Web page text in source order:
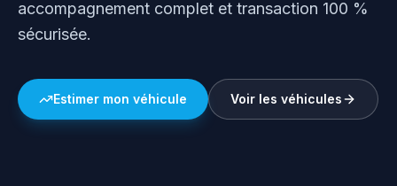
accompagnement complet et transaction 100 %
sécurisée.
Estimer mon véhicule Voir les véhicules